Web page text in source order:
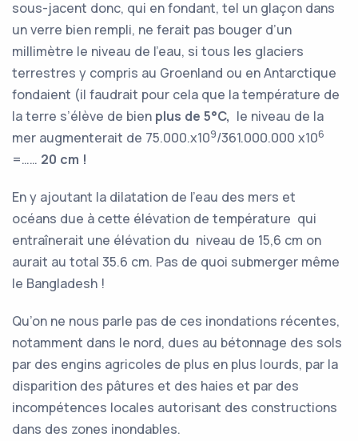
sous-jacent donc, qui en fondant, tel un glaçon dans
un verre bien rempli, ne ferait pas bouger d’un
millimètre le niveau de l’eau, si tous les glaciers
terrestres y compris au Groenland ou en Antarctique
fondaient (il faudrait pour cela que la température de
la terre s’élève de bien plus de 5°C, le niveau de la
mer augmenterait de 75.000.x109/361.000.000 x106
=…… 20 cm !
En y ajoutant la dilatation de l’eau des mers et
océans due à cette élévation de température qui
entraînerait une élévation du niveau de 15,6 cm on
aurait au total 35.6 cm. Pas de quoi submerger même
le Bangladesh !
Qu’on ne nous parle pas de ces inondations récentes,
notamment dans le nord, dues au bétonnage des sols
par des engins agricoles de plus en plus lourds, par la
disparition des pâtures et des haies et par des
incompétences locales autorisant des constructions
dans des zones inondables.